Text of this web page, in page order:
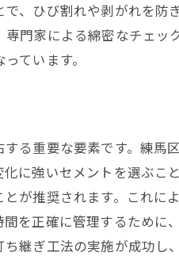
続可能性
能性
の分析
の利点
方法
入の背景
工効率化
、ひび割れや剥がれを防
門家による綿密なチェ
ています。
る重要な要素です。練
に強いセメントを選ぶこ
が推奨されます。これ
を正確に管理するために
継ぎ工法の実施が成功し